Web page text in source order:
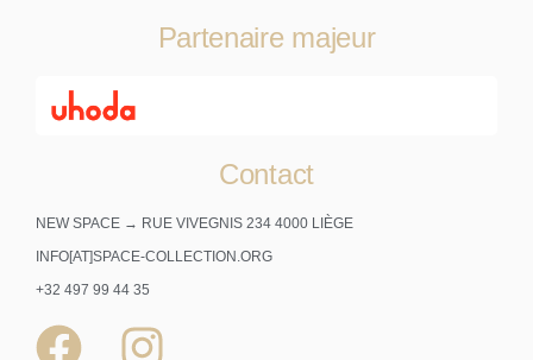
Partenaire majeur
Contact
NEW SPACE → RUE VIVEGNIS 234 4000 LIÈGE
INFO[AT]SPACE-COLLECTION.ORG
+32 497 99 44 35